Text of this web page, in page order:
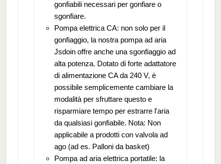
gonfiabili necessari per gonfiare o
sgonfiare.
Pompa elettrica CA: non solo per il
gonfiaggio, la nostra pompa ad aria
Jsdoin offre anche una sgonfiaggio ad
alta potenza. Dotato di forte adattatore
di alimentazione CA da 240 V, è
possibile semplicemente cambiare la
modalità per sfruttare questo e
risparmiare tempo per estrarre l'aria
da qualsiasi gonfiabile. Nota: Non
applicabile a prodotti con valvola ad
ago (ad es. Palloni da basket)
Pompa ad aria elettrica portatile: la